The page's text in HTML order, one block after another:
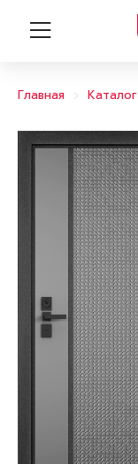
Главная Каталог